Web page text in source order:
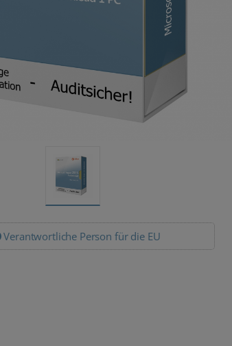
Verantwortliche Person für die EU